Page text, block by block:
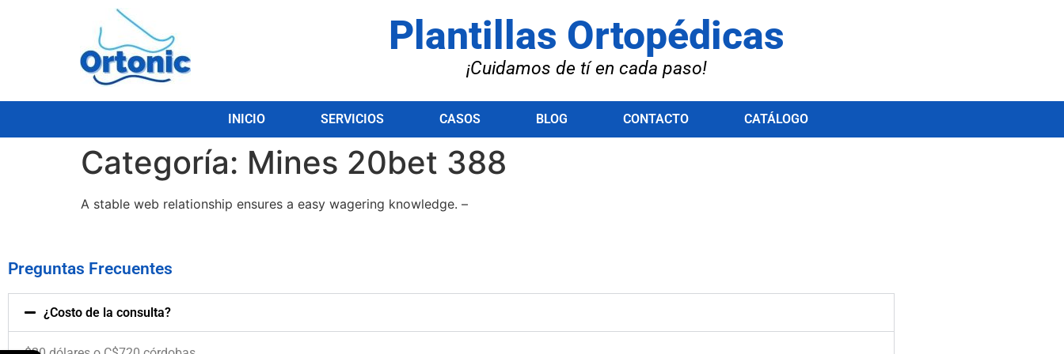
Plantillas Ortopédicas
¡Cuidamos de tí en cada paso!
INICIO SERVICIOS CASOS BLOG CONTACTO CATÁLOGO
Categoría: Mines 20bet 388
A stable web relationship ensures a easy wagering knowledge. –
Preguntas Frecuentes
¿Costo de la consulta?